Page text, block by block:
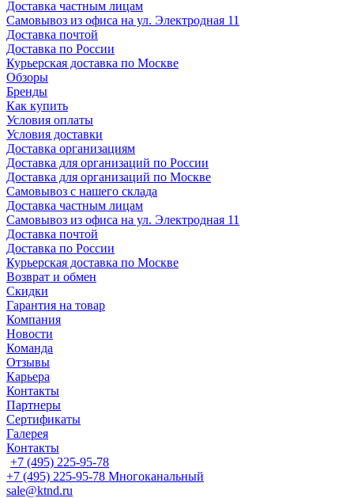
Доставка частным лицам
Самовывоз из офиса на ул. Электродная 11
Доставка почтой
Доставка по России
Курьерская доставка по Москве
Обзоры
Бренды
Как купить
Условия оплаты
Условия доставки
Доставка организациям
Доставка для организаций по России
Доставка для организаций по Москве
Самовывоз с нашего склада
Доставка частным лицам
Самовывоз из офиса на ул. Электродная 11
Доставка почтой
Доставка по России
Курьерская доставка по Москве
Возврат и обмен
Скидки
Гарантия на товар
Компания
Новости
Команда
Отзывы
Карьера
Контакты
Партнеры
Сертификаты
Галерея
Контакты
+7 (495) 225-95-78
+7 (495) 225-95-78 Многоканальный
sale@ktnd.ru